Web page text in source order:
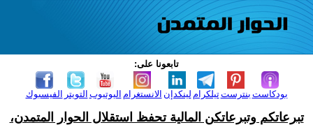
تابعونا على:
الفيسبوك التويتر اليوتيوب الانستغرام لينكدإن تيلكرامبنترست بودكاست
تبرعاتكم وتبرعاتكن المالية تحفظ استقلال الحوار المتمدن،